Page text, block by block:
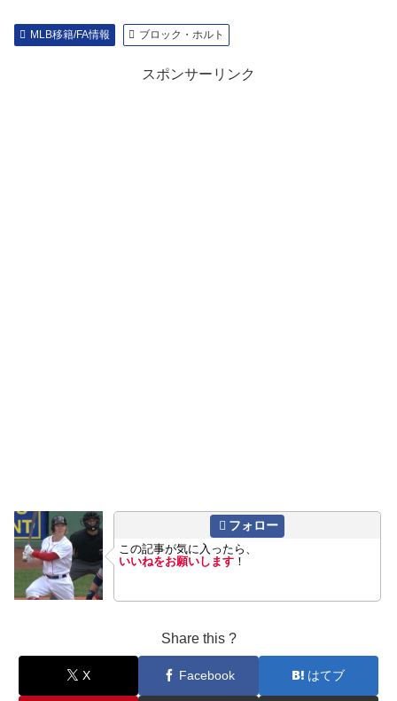
MLB移籍/FA情報 ブロック・ホルト
スポンサーリンク
フォロー
この記事が気に入ったら、
いいねをお願いします ！
Share this ?
X Facebook はてブ